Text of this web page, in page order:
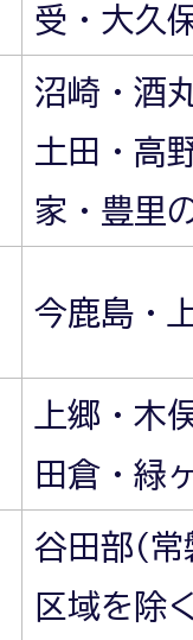
受・大久
沼崎・酒
土田・高
家・豊里
今鹿島・
上郷・木
田倉・緑
谷田部(常
区域を除